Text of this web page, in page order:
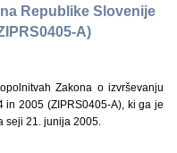
Republike Slovenije
A)
Zakona o izvrševanju
2005 (ZIPRS0405-A), ki ga je
seji 21. junija 2005.